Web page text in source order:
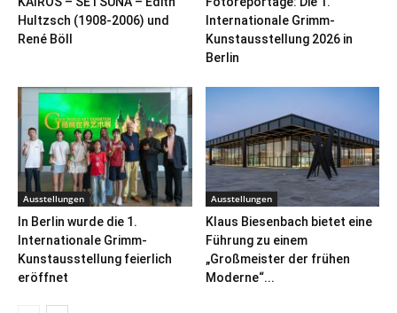
Hultzsch (1908-2006) und
René Böll
Internationale Grimm-
Kunstausstellung 2026 in
Berlin
Ausstellungen
In Berlin wurde die 1.
Internationale Grimm-
Kunstausstellung feierlich
eröffnet
Ausstellungen
Klaus Biesenbach bietet eine
Führung zu einem
„Großmeister der frühen
Moderne“...